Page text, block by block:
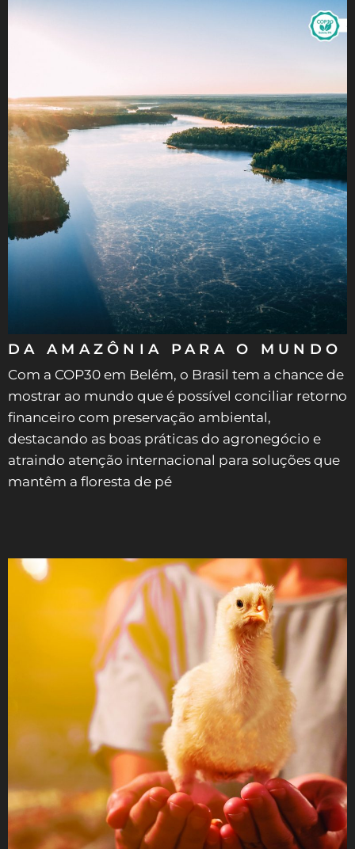
DA AMAZÔNIA PARA O MUNDO
Com a COP30 em Belém, o Brasil tem a chance de
mostrar ao mundo que é possível conciliar retorno
financeiro com preservação ambiental,
destacando as boas práticas do agronegócio e
atraindo atenção internacional para soluções que
mantêm a floresta de pé